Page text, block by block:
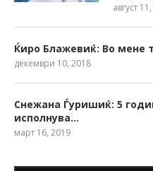
август
Ќиро Блажевиќ: Во мене
декември 10, 2018
Снежана Ѓуришиќ: 5
исполнува…
март 16, 2019